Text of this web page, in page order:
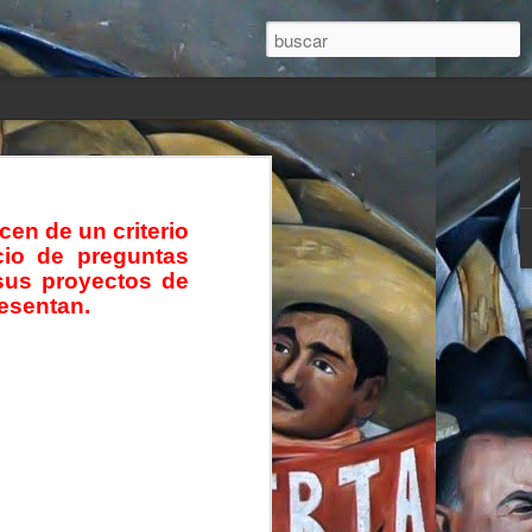
de un criterio
de preguntas
proyectos de
tocaron vivir y
e inicia un